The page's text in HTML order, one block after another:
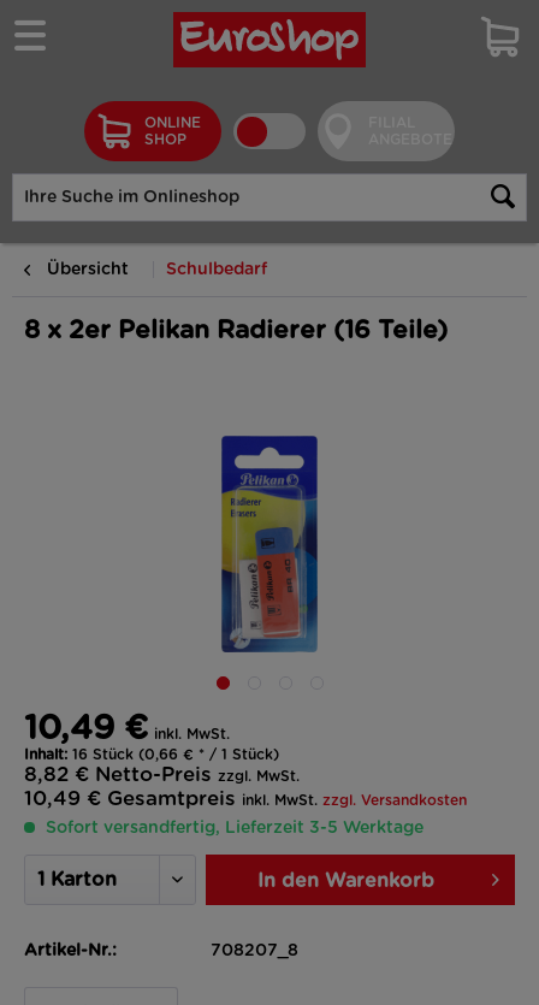
ONLINE
SHOP
Übersicht Schulbedarf
8 x 2er Pelikan Radierer (16 Teile)
10,49 € inkl. MwSt.
Inhalt: 16 Stück (0,66 € * / 1 Stück)
8,82 € Netto-Preis zzgl. MwSt.
10,49 € Gesamtpreis inkl. MwSt. zzgl. Versandkosten
Sofort versandfertig, Lieferzeit 3-5 Werktage
In den Warenkorb
Artikel-Nr.: 708207_8